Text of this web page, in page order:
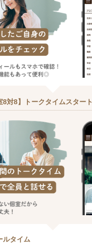
8対8】トークタイムスタート
ルタイム